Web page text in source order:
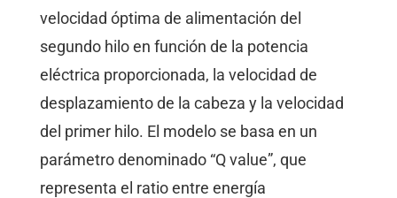
velocidad óptima de alimentación del
segundo hilo en función de la potencia
eléctrica proporcionada, la velocidad de
desplazamiento de la cabeza y la velocidad
del primer hilo. El modelo se basa en un
parámetro denominado “Q value”, que
representa el ratio entre energía